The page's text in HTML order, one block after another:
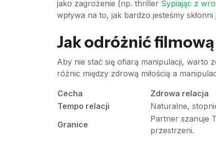
jako zagrożenie (np. thriller Sypiając z
wpływa na to, jak bardzo jesteśmy
Jak odróżnić
Aby nie stać się ofiarą manipulacji, warto
różnic między zdrową miłością a
Cecha Zdrowa relacja
Tempo relacji
Naturalne,
Granice
Partner szanuje
przestrzeni.